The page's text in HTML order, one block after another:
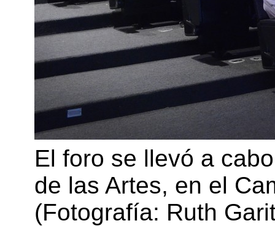
El foro se llevó a
de las Artes, en el
(Fotografía: Ruth